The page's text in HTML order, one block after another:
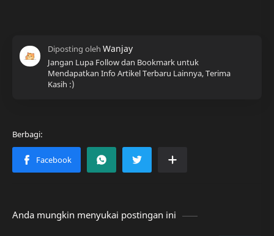
Jangan Lupa Follow dan Bookmark untuk
Mendapatkan Info Artikel Terbaru Lainnya, Terima
Kasih :)
Anda mungkin menyukai postingan ini